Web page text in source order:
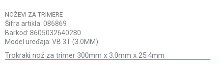
NOŽEVI ZA TRIMERE
Šifra artikla: 086869
Barkod: 8605032640280
Model uređaja: VB 3T (3.0MM)
Trokraki nož za trimer 300mm x 3.0mm x 25.4mm